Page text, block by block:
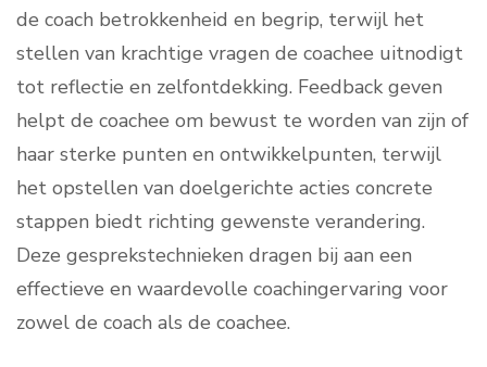
de coach betrokkenheid en begrip, terwijl het
stellen van krachtige vragen de coachee uitnodigt
tot reflectie en zelfontdekking. Feedback geven
helpt de coachee om bewust te worden van zijn of
haar sterke punten en ontwikkelpunten, terwijl
het opstellen van doelgerichte acties concrete
stappen biedt richting gewenste verandering.
Deze gesprekstechnieken dragen bij aan een
effectieve en waardevolle coachingervaring voor
zowel de coach als de coachee.